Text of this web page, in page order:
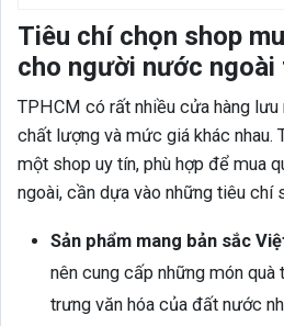
Tiêu chí chọn shop
cho người nước ngoài
TPHCM có rất nhiều cửa hàng
chất lượng và mức giá khác nhau.
một shop uy tín, phù hợp để mua
ngoài, cần dựa vào những tiêu chí
Sản phẩm mang bản sắc
nên cung cấp những món
trưng văn hóa của đất nước